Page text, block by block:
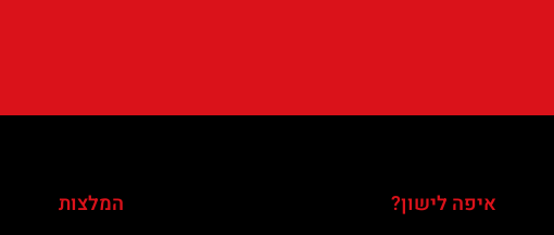
איפה לישון?
המלצות